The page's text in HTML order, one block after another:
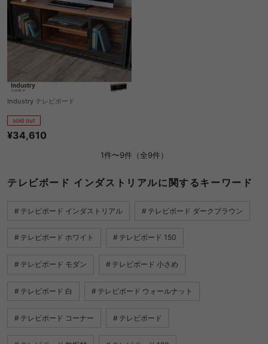
Industry テレビボード
sold out
¥34,610
1件〜9件（全9件）
テレビボード インダストリアルに関するキーワード
テレビボード インダストリアル テレビボード ダークブラウン
テレビボード ホワイト テレビボード 150
テレビボード モダン テレビボード 小さめ
テレビボード 白 テレビボード ウォールナット
テレビボード コーナー テレビボード